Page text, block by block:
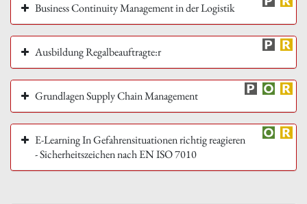
Business Continuity Management in der Logistik
Ausbildung Regalbeauftragte:r
Grundlagen Supply Chain Management
E-Learning In Gefahrensituationen richtig reagieren
- Sicherheitszeichen nach EN ISO 7010